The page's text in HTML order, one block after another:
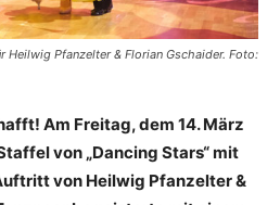
Heilwig Pfanzelter & Florian Gschaider. Foto:
Am Freitag, dem 14. März
von „Dancing Stars“mit
von Heilwig Pfanzelter &